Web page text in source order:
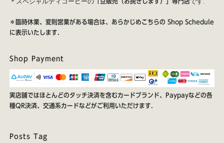
「豆販売（お挽きします）」専門店
＊臨時休業、変則営業がある場合は、あらかじめこちらの Shop Schedule
に表示いたします.
Shop Payment
実店舗ではほとんどのタッチ決済を含むカードブランド、Paypayなどの各
種QR決済、交通系カードなどがご利用いただけます.
Posts Tag